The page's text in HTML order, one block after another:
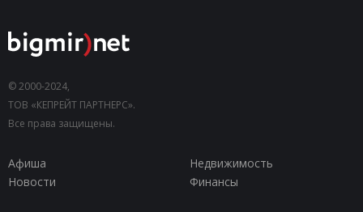
© 2000-2024,
ТОВ «КЕПРЕЙТ ПАРТНЕРС».
Все права защищены.
Афиша
Недвижимость
Новости
Финансы